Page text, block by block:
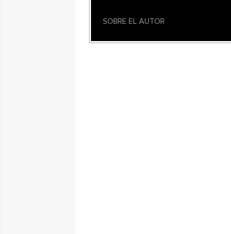
SOBRE EL AUTOR